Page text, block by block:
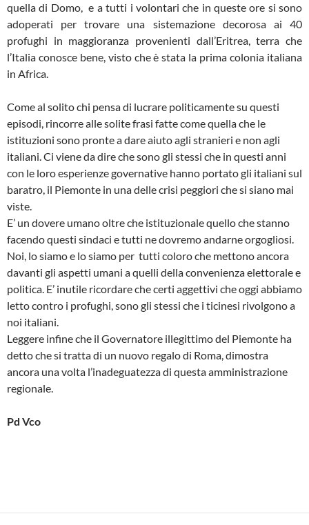
quella di Domo, e a tutti i volontari che in queste ore si sono
adoperati per trovare una sistemazione decorosa ai 40
profughi in maggioranza provenienti dall’Eritrea, terra che
l’Italia conosce bene, visto che è stata la prima colonia italiana
in Africa.
Come al solito chi pensa di lucrare politicamente su questi
episodi, rincorre alle solite frasi fatte come quella che le
istituzioni sono pronte a dare aiuto agli stranieri e non agli
italiani. Ci viene da dire che sono gli stessi che in questi anni
con le loro esperienze governative hanno portato gli italiani sul
baratro, il Piemonte in una delle crisi peggiori che si siano mai
viste.
E’ un dovere umano oltre che istituzionale quello che stanno
facendo questi sindaci e tutti ne dovremo andarne orgogliosi.
Noi, lo siamo e lo siamo per tutti coloro che mettono ancora
davanti gli aspetti umani a quelli della convenienza elettorale e
politica. E’ inutile ricordare che certi aggettivi che oggi abbiamo
letto contro i profughi, sono gli stessi che i ticinesi rivolgono a
noi italiani.
Leggere infine che il Governatore illegittimo del Piemonte ha
detto che si tratta di un nuovo regalo di Roma, dimostra
ancora una volta l’inadeguatezza di questa amministrazione
regionale.
Pd Vco